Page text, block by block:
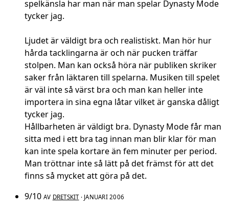
spelkänsla har man när man spelar Dynasty Mode
tycker jag.
Ljudet är väldigt bra och realistiskt. Man hör hur
hårda tacklingarna är och när pucken träffar
stolpen. Man kan också höra när publiken skriker
saker från läktaren till spelarna. Musiken till spelet
är väl inte så värst bra och man kan heller inte
importera in sina egna låtar vilket är ganska dåligt
tycker jag.
Hållbarheten är väldigt bra. Dynasty Mode får man
sitta med i ett bra tag innan man blir klar för man
kan inte spela kortare än fem minuter per period.
Man tröttnar inte så lätt på det främst för att det
finns så mycket att göra på det.
9/10 AV DRETSKIT· JANUARI 2006